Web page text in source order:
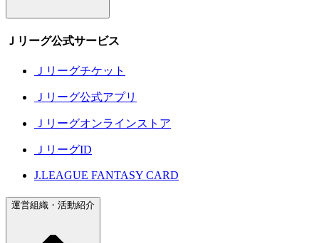
Ｊリーグ公式サービス
Ｊリーグチケット
Ｊリーグ公式アプリ
Ｊリーグオンラインストア
ＪリーグID
J.LEAGUE FANTASY CARD
運営組織・活動紹介